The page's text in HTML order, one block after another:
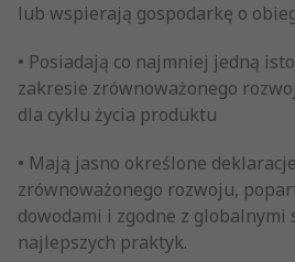
lub wspierają gospodarkę o
• Posiadają co najmniej jedną
zakresie zrównoważonego
dla cyklu życia produktu
• Mają jasno określone
zrównoważonego rozwoju,
dowodami i zgodne z globalnymi
najlepszych praktyk.